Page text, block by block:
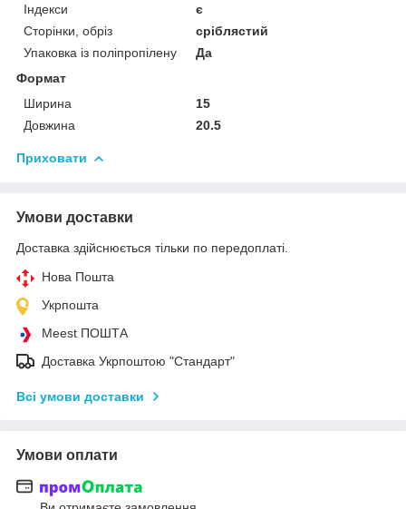
Індекси
є
Сторінки, обріз
сріблястий
Упаковка із поліпропілену
Да
Формат
Ширина
15
Довжина
20.5
Приховати
Умови доставки
Доставка здійснюється тільки по передоплаті.
Нова Пошта
Укрпошта
Meest ПОШТА
Доставка Укрпоштою "Стандарт"
Всі умови доставки
Умови оплати